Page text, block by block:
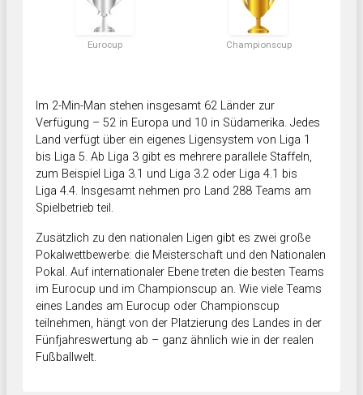
Eurocup Championscup
Im 2-Min-Man stehen insgesamt 62 Länder zur
Verfügung – 52 in Europa und 10 in Südamerika. Jedes
Land verfügt über ein eigenes Ligensystem von Liga 1
bis Liga 5. Ab Liga 3 gibt es mehrere parallele Staffeln,
zum Beispiel Liga 3.1 und Liga 3.2 oder Liga 4.1 bis
Liga 4.4. Insgesamt nehmen pro Land 288 Teams am
Spielbetrieb teil.
Zusätzlich zu den nationalen Ligen gibt es zwei große
Pokalwettbewerbe: die Meisterschaft und den Nationalen
Pokal. Auf internationaler Ebene treten die besten Teams
im Eurocup und im Championscup an. Wie viele Teams
eines Landes am Eurocup oder Championscup
teilnehmen, hängt von der Platzierung des Landes in der
Fünfjahreswertung ab – ganz ähnlich wie in der realen
Fußballwelt.